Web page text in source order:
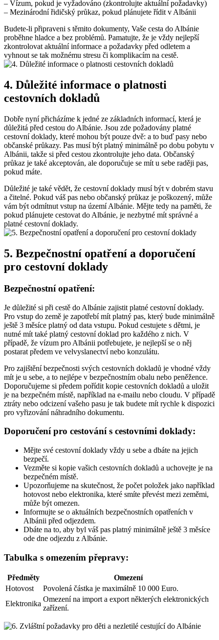
– Vízum, pokud je vyžadováno ​(zkontrolujte aktuální požadavky)
– Mezinárodní řidičský průkaz, pokud ⁢plánujete‌ řídit v Albánii
Budete-li připraveni s těmito dokumenty, Vaše cesta do Albánie
proběhne hladce a bez problémů. Pamatujte, že je vždy nejlepší
zkontrolovat⁤ aktuální informace a požadavky před odletem a
vyhnout ‍se tak možnému stresu či komplikacím na cestě.
4. Důležité informace o platnosti
‌cestovních dokladů
Dobře nyní přicházíme k jedné ze základních informací, která je
důležitá před cestou do Albánie. Jsou zde požadovány platné
cestovní doklady, které mohou být pouze dvě: a to buď pasy nebo
občanské průkazy. Pas ⁢musí být platný minimálně po dobu ⁢pobytu v
Albánii, takže ⁢si před cestou zkontrolujte jeho data. Občanský
průkaz je⁢ také ‍akceptován, ale doporučuje se mít u sebe raději pas,
pokud máte.
Důležité je také vědět, že cestovní doklady⁣ musí být v dobrém stavu
a čitelné. Pokud váš pas nebo‌ občanský průkaz je poškozený, může
vám být odmítnut vstup na území Albánie. Mějte tedy na paměti, že
pokud plánujete cestovat do Albánie, je nezbytné mít správné a
platné cestovní⁣ doklady.
5. Bezpečnostní opatření a doporučení
pro cestovní doklady
Bezpečnostní opatření:
Je důležité si ‌při cestě do⁤ Albánie zajistit platné cestovní doklady.
Pro vstup do země ⁤je zapotřebí mít platný pas, který bude minimálně
ještě 3 měsíce platný od data vstupu. Pokud cestujete s dětmi, je
nutné mít také platný cestovní doklad pro každého z nich. V⁣
případě, že vízum pro Albánii potřebujete, je nejlepší se o ⁣něj
postarat předem ve velvyslanectví ⁢nebo konzulátu.
Pro zajištění bezpečnosti svých cestovních dokladů je vhodné vždy
mít je u sebe, ⁤a to nejlépe v bezpečnostním obalu nebo peněžence.
Doporučujeme si předem pořídit kopie cestovních dokladů a uložit
je na bezpečném místě, například na e-mailu nebo cloudu. V případě
ztráty nebo odcizení⁤ vašeho pasu je tak‍ budete mít rychle k dispozici
pro ‌vyřizování⁢ náhradního dokumentu.
Doporučení pro cestování s cestovními doklady:
Mějte své cestovní doklady vždy u sebe a dbáte na jejich
bezpečí.
Vezměte si kopie vašich cestovních dokladů a uchovejte je na
bezpečném místě.
Upozorňujeme na skutečnost, že počet položek jako ‍například‍
hotovost nebo‌ elektronika, které smíte převést mezi zeměmi,
může být omezen.
Informujte⁣ se‍ o‍ aktuálních bezpečnostních opatřeních v
Albánii před odjezdem.
Dbáte ⁣na to, aby byl váš ‌pas platný minimálně ještě 3 měsíce
ode dne odjezdu z Albánie.
Tabulka s omezením přepravy:
Předměty
Omezení
Hotovost
Povolená částka je maximálně⁣ 10 000 Euro.
Elektronika
Omezení⁣ na import a export některých elektronických
zařízení.